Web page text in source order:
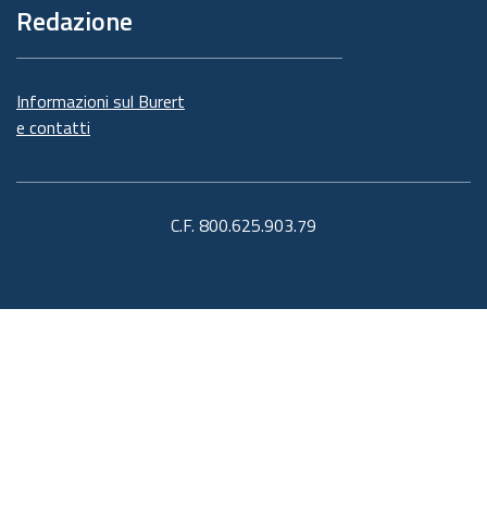
Redazione
Informazioni sul Burert
e contatti
C.F. 800.625.903.79